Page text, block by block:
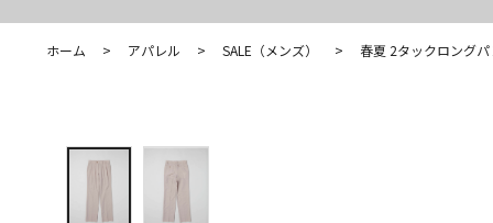
ホーム > アパレル > SALE（メンズ） > 春夏 2タックロング